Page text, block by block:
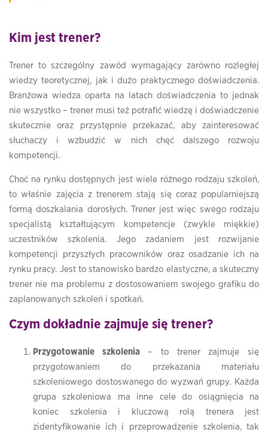
Kim jest trener?
Trener to szczególny zawód wymagający zarówno rozległej
wiedzy teoretycznej, jak i dużo praktycznego doświadczenia.
Branżowa wiedza oparta na latach doświadczenia to jednak
nie wszystko – trener musi też potrafić wiedzę i doświadczenie
skutecznie oraz przystępnie przekazać, aby zainteresować
słuchaczy i wzbudzić w nich chęć dalszego rozwoju
kompetencji.
Choć na rynku dostępnych jest wiele różnego rodzaju szkoleń,
to właśnie zajęcia z trenerem stają się coraz popularniejszą
formą doszkalania dorosłych. Trener jest więc swego rodzaju
specjalistą kształtującym kompetencje (zwykle miękkie)
uczestników szkolenia. Jego zadaniem jest rozwijanie
kompetencji przyszłych pracowników oraz osadzanie ich na
rynku pracy. Jest to stanowisko bardzo elastyczne, a skuteczny
trener nie ma problemu z dostosowaniem swojego grafiku do
zaplanowanych szkoleń i spotkań.
Czym dokładnie zajmuje się trener?
Przygotowanie szkolenia – to trener zajmuje się
przygotowaniem do przekazania materiału
szkoleniowego dostoswanego do wyzwań grupy. Każda
grupa szkoleniowa ma inne cele do osiągnięcia na
koniec szkolenia i kluczową rolą trenera jest
zidentyfikowanie ich i przeprowadzenie szkolenia, tak